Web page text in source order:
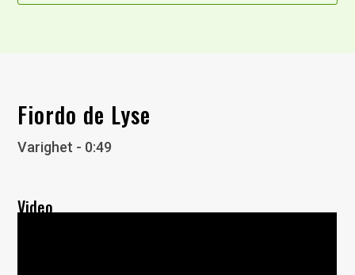
Fiordo de Lyse
Varighet - 0:49
Video